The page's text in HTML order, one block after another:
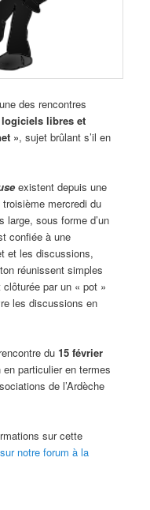
des rencontres
logiciels libres et
», sujet brûlant s’il en
existent depuis une
mercredi du
large, sous forme d’un
confiée à une
et les discussions,
réunissent simples
par un « pot »
les discussions en
du15 février
particulier en termes
de l’Ardèche
sur cette
sur notre forum à la